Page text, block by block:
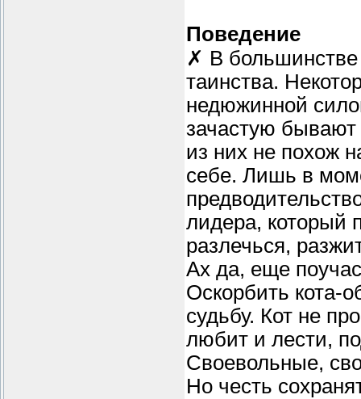
Поведение
✗ В
таинства.
недюжинной
зачастую
из них не похож
себе. Лишь в
лидера, который
разлечься,
Ах да, еще
Оскорбить кота-
судьбу. Кот не
любит и лести,
Своевольные,
Но честь